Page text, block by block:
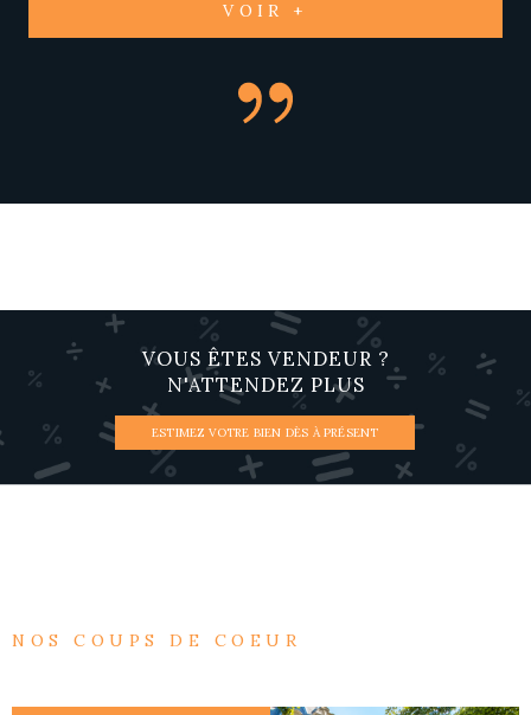
VOIR +
VOUS ÊTES VENDEUR ?
N'ATTENDEZ PLUS
ESTIMEZ VOTRE BIEN DÈS À PRÉSENT
NOS COUPS DE COEUR